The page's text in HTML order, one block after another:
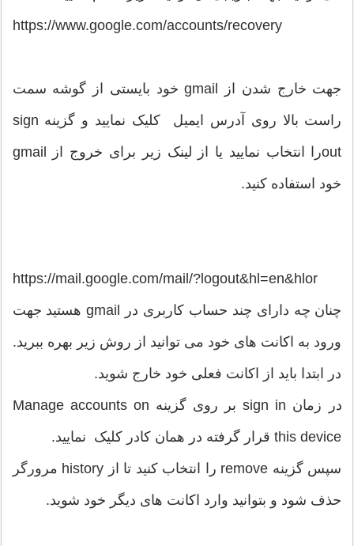
https://www.google.com/accounts/recovery
جهت خارج شدن از gmail خود بایستی از گوشه سمت
راست بالا روی آدرس ایمیل کلیک نمایید و گزینه sign
outرا انتخاب نمایید یا از لینک زیر برای خروج از gmail
خود استفاده کنید.
https://mail.google.com/mail/?logout&hl=en&hlor
چنان چه دارای چند حساب کاربری در gmail هستید جهت
ورود به اکانت های خود می توانید از روش زیر بهره ببرید.
در ابتدا باید از اکانت فعلی خود خارج شوید.
در زمان sign in بر روی گزینه Manage accounts on
this device قرار گرفته در همان کادر کلیک نمایید.
سپس گزینه remove را انتخاب کنید تا از history مرورگر
حذف شود و بتوانید وارد اکانت های دیگر خود شوید.